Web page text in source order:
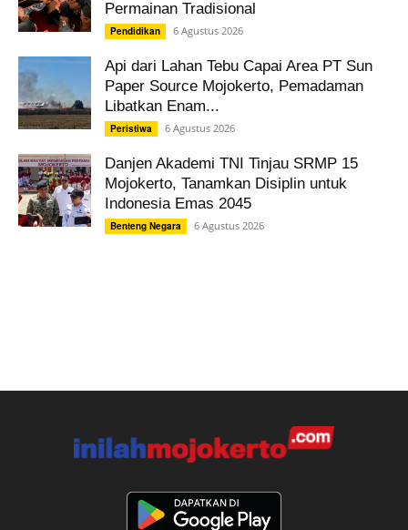
Permainan Tradisional
Pendidikan 6 Agustus 2026
Api dari Lahan Tebu Capai Area PT Sun
Paper Source Mojokerto, Pemadaman
Libatkan Enam...
Peristiwa 6 Agustus 2026
Danjen Akademi TNI Tinjau SRMP 15
Mojokerto, Tanamkan Disiplin untuk
Indonesia Emas 2045
Benteng Negara 6 Agustus 2026